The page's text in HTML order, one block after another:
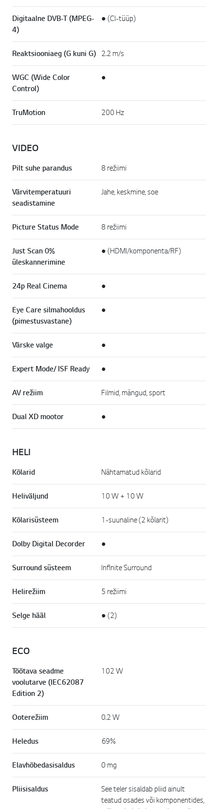
Digitaalne DVB-T (MPEG-
4)
● (Cl-tüüp)
Reaktsiooniaeg (G kuni G) 2.2 m/s
WGC (Wide Color
Control)
●
TruMotion 200 Hz
VIDEO
Pilt suhe parandus 8 režiimi
Värvitemperatuuri
seadistamine
Jahe, keskmine, soe
Picture Status Mode 8 režiimi
Just Scan 0%
üleskannerimine
● (HDMI/komponenta/RF)
24p Real Cinema ●
Eye Care silmahooldus
(pimestusvastane)
●
Värske valge ●
Expert Mode/ ISF Ready ●
AV režiim Filmid, mängud, sport
Dual XD mootor ●
HELI
Kõlarid Nähtamatud kõlarid
Heliväljund 10 W + 10 W
Kõlarisüsteem 1-suunaline (2 kõlarit)
Dolby Digital Decorder ●
Surround süsteem Infinite Surround
Helirežiim 5 režiimi
Selge hääl ● (2)
ECO
Töötava seadme
voolutarve (IEC62087
Edition 2)
102 W
Ooterežiim 0.2 W
Heledus 69%
Elavhõbedasisaldus 0 mg
Pliisisaldus
See teler sisaldab pliid ainult
teatud osades või komponentides,